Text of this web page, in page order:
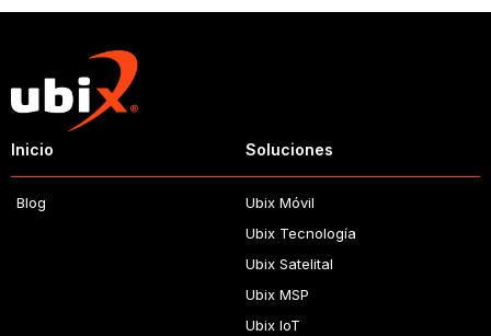
Inicio
Blog
Soluciones
Ubix Móvil
Ubix Tecnología
Ubix Satelital
Ubix MSP
Ubix IoT